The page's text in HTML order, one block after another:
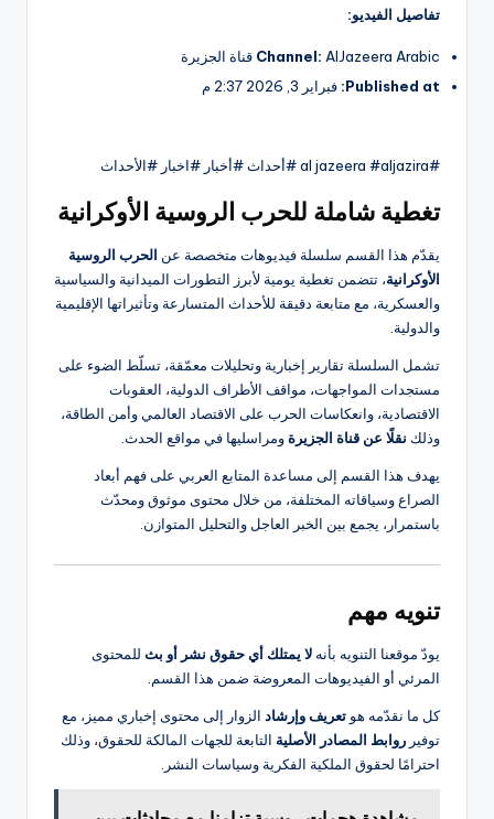
تفاصيل الفيديو:
Channel: AlJazeera Arabic قناة الجزيرة
Published at: فبراير 3, 2026 2:37 م
#al jazeera #aljazira #أحداث #أخبار #اخبار #الأحداث
تغطية شاملة للحرب الروسية الأوكرانية
يقدّم هذا القسم سلسلة فيديوهات متخصصة عن الحرب الروسية
الأوكرانية، تتضمن تغطية يومية لأبرز التطورات الميدانية والسياسية
والعسكرية، مع متابعة دقيقة للأحداث المتسارعة وتأثيراتها الإقليمية
والدولية.
تشمل السلسلة تقارير إخبارية وتحليلات معمّقة، تسلّط الضوء على
مستجدات المواجهات، مواقف الأطراف الدولية، العقوبات
الاقتصادية، وانعكاسات الحرب على الاقتصاد العالمي وأمن الطاقة،
وذلك نقلًا عن قناة الجزيرةومراسليها في مواقع الحدث.
يهدف هذا القسم إلى مساعدة المتابع العربي على فهم أبعاد
الصراع وسياقاته المختلفة، من خلال محتوى موثوق ومحدّث
باستمرار، يجمع بين الخبر العاجل والتحليل المتوازن.
تنويه مهم
يودّ موقعنا التنويه بأنه لا يمتلك أي حقوق نشر أو بث للمحتوى
المرئي أو الفيديوهات المعروضة ضمن هذا القسم.
كل ما نقدّمه هو تعريف وإرشاد الزوار إلى محتوى إخباري مميز، مع
توفير روابط المصادر الأصلية التابعة للجهات المالكة للحقوق، وذلك
احترامًا لحقوق الملكية الفكرية وسياسات النشر.